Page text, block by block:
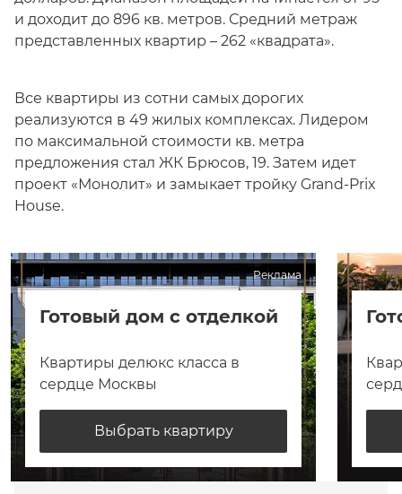
и доходит до 896 кв. метров. Средний метраж
представленных квартир – 262 «квадрата».
Все квартиры из сотни самых дорогих
реализуются в 49 жилых комплексах. Лидером
по максимальной стоимости кв. метра
предложения стал ЖК Брюсов, 19. Затем идет
проект «Монолит» и замыкает тройку Grand-Prix
House.
Реклама
Готовый дом с отделкой
Квартиры делюкс класса в
сердце Москвы
Выбрать квартиру